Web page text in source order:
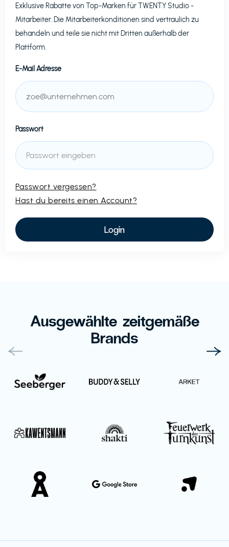
Exklusive Rabatte von Top-Marken fürTWENTY Studio-
Mitarbeiter. Die Mitarbeiterkonditionen sind vertraulich zu
behandeln und teile sie nicht mit Dritten außerhalb der
Plattform.
E-Mail Adresse
Passwort
Passwort vergessen?
Hast du bereits einen Account?
Ausgewählte zeitgemäße
Brands